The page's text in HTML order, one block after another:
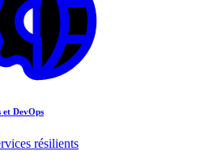
et DevOps
résilients